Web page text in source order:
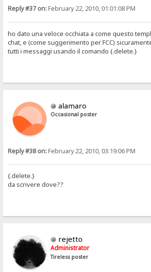
Reply #37 on:February 22, 2010, 01:01:08 PM
ho dato una veloce occhiata a come questo
chat, e (come suggerimento per FCC)
tutti i messaggi usando il comando {.delete.}
alamaro
Occasional poster
Reply #38 on:February 22, 2010, 03:19:06 PM
{.delete.}
da scrivere dove??
rejetto
Administrator
Tireless poster